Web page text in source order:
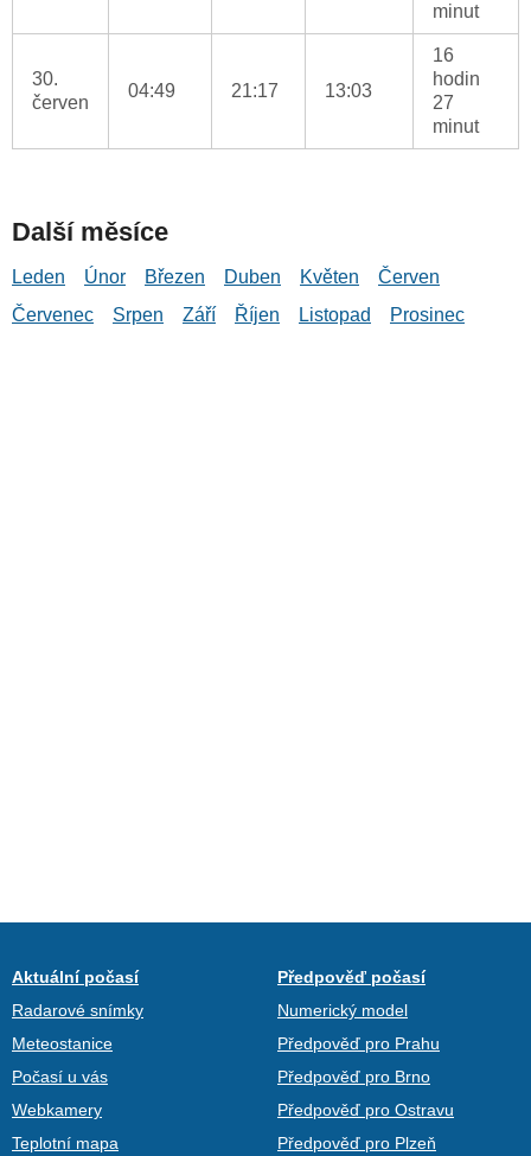
minut
30.
červen
04:49 21:17 13:03
16
hodin
27
minut
Další měsíce
Leden Únor Březen Duben Květen
Červen
Červenec
Srpen Září Říjen Listopad Prosinec
Aktuální počasí
Radarové snímky
Meteostanice
Počasí u vás
Webkamery
Teplotní mapa
Předpověď počasí
Numerický model
Předpověď pro Prahu
Předpověď pro Brno
Předpověď pro Ostravu
Předpověď pro Plzeň